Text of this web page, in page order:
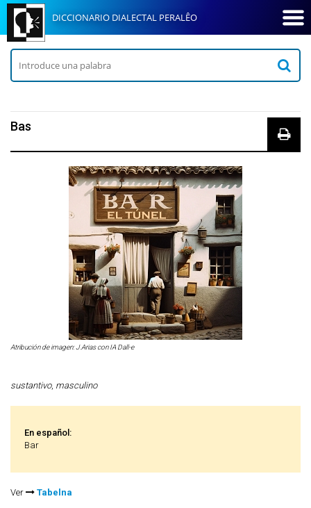
DICCIONARIO DIALECTAL PERALÊO
Bas
Atribución de imagen: J.Arias con IA Dall-e
sustantivo, masculino
En español:
Bar
Ver Tabelna